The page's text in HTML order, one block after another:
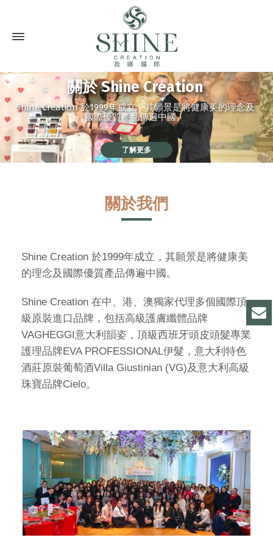
關於 Shine Creation
Shine Creation 於1999年成立，其願景是將健康美的理念及
國際優質產品傳遍中國。
了解更多
關於我們
Shine Creation 於1999年成立，其願景是將健康美
的理念及國際優質產品傳遍中國。
Shine Creation 在中、港、澳獨家代理多個國際頂
級原裝進口品牌，包括高級護膚纖體品牌
VAGHEGGI意大利韻姿，頂級西班牙頭皮頭髮專業
護理品牌EVA PROFESSIONAL伊髮，意大利特色
酒莊原裝葡萄酒Villa Giustinian (VG)及意大利高級
珠寶品牌Cielo。